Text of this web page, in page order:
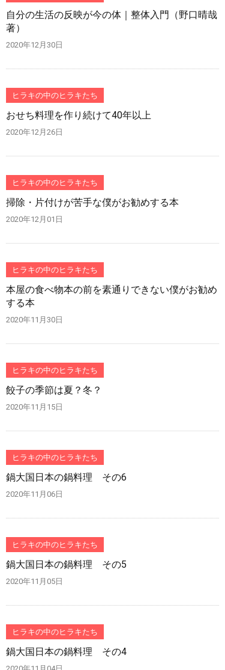
自分の生活の反映が今の体｜整体入門（野口晴哉
著）
2020年12月30日
ヒラキの中のヒラキたち
おせち料理を作り続けて40年以上
2020年12月26日
ヒラキの中のヒラキたち
掃除・片付けが苦手な僕がお勧めする本
2020年12月01日
ヒラキの中のヒラキたち
本屋の食べ物本の前を素通りできない僕がお勧め
する本
2020年11月30日
ヒラキの中のヒラキたち
餃子の季節は夏？冬？
2020年11月15日
ヒラキの中のヒラキたち
鍋大国日本の鍋料理 その6
2020年11月06日
ヒラキの中のヒラキたち
鍋大国日本の鍋料理 その5
2020年11月05日
ヒラキの中のヒラキたち
鍋大国日本の鍋料理 その4